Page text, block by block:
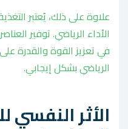
علاوة على ذلك، يُعتبر
الأداء الرياضي. توفير
في تعزيز القوة والقدرة
الرياضي بشكل إيجابي.
الأثر النفسي